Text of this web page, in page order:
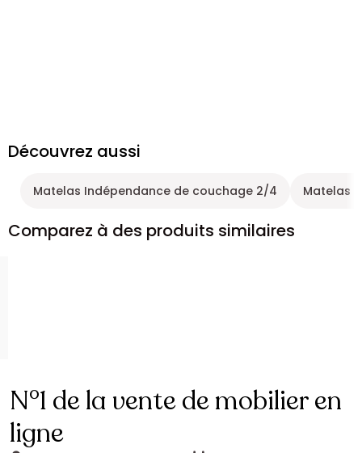
Découvrez aussi
Matelas Indépendance de couchage 2/4 Matelas
Comparez à des produits similaires
N°1 de la vente de mobilier en
ligne